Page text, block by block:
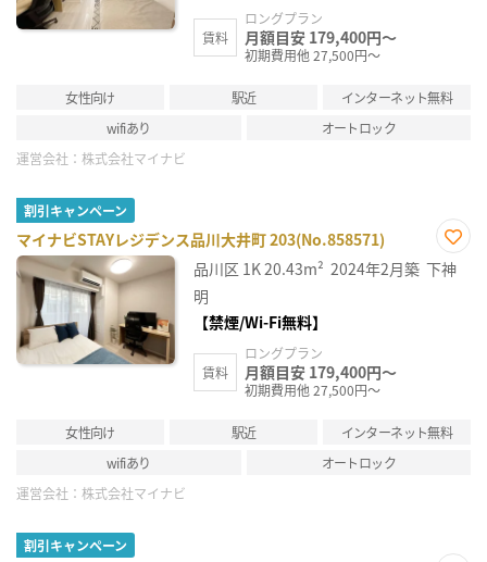
賃料
ロングプラン
月額目安 179,400円～
初期費用他 27,500円～
女性向け 駅近
インターネット無料
wifiあり
オートロック
運営会社： 株式会社マイナビ
割引キャンペーン
マイナビSTAYレジデンス品川大井町 203(No.858571)
お気
に入
品川区 1K20.43m² 2024年2月築 下神
明
【禁煙/Wi-Fi無料】
賃料
ロングプラン
月額目安 179,400円～
初期費用他 27,500円～
女性向け 駅近
インターネット無料
wifiあり
オートロック
運営会社： 株式会社マイナビ
割引キャンペーン